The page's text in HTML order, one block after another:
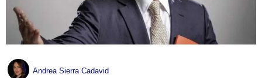
Andrea Sierra Cadavid